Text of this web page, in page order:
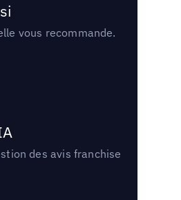
vous recommande.
des avis franchise